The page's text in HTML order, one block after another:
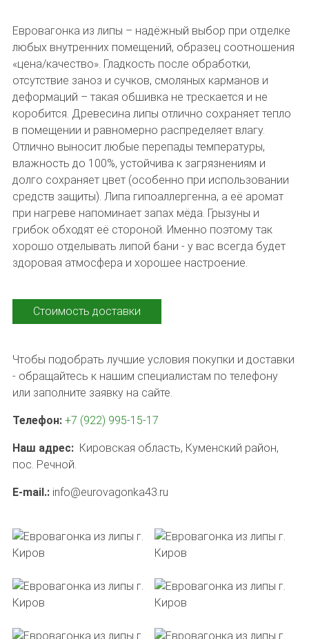
Евровагонка из липы – надёжный выбор при отделке
любых внутренних помещений, образец соотношения
«цена/качество». Гладкость после обработки,
отсутствие заноз и сучков, смоляных карманов и
деформаций – такая обшивка не трескается и не
коробится. Древесина липы отлично сохраняет тепло
в помещении и равномерно распределяет влагу.
Отлично выносит любые перепады температуры,
влажность до 100%, устойчива к загрязнениям и
долго сохраняет цвет (особенно при использовании
средств защиты). Липа гипоаллергенна, а её аромат
при нагреве напоминает запах мёда. Грызуны и
грибок обходят её стороной. Именно поэтому так
хорошо отделывать липой бани - у вас всегда будет
здоровая атмосфера и хорошее настроение.
Стоимость доставки
Чтобы подобрать лучшие условия покупки и доставки
- обращайтесь к нашим специалистам по телефону
или заполните заявку на сайте.
Телефон: +7 (922) 995-15-17
Наш адрес: Кировская область, Куменский район,
пос. Речной.
E-mail.: info@eurovagonka43.ru